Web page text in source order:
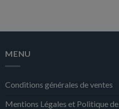
MENU
Conditions générales de ventes
Mentions Légales et Politique de